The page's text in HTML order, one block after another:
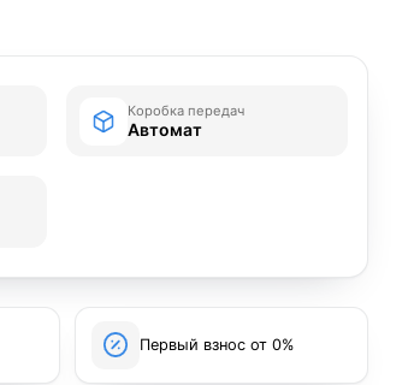
Коробка передач
Автомат
Первый взнос от 0%